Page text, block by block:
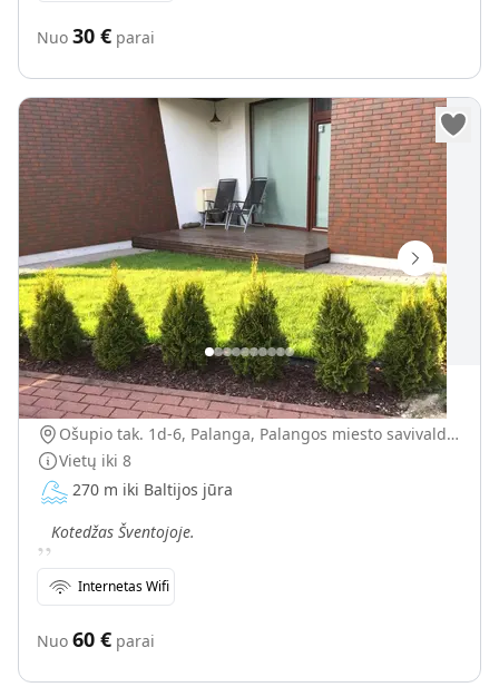
Nuo 30 € parai
Kotedžas Šventojoje
Ošupio tak. 1d-6, Palanga, Palangos miesto savivaldybė, Lietuva
Vietų iki 8
270 m iki Baltijos jūra
„Kotedžas Šventojoje.
Internetas Wifi
Nuo 60 € parai